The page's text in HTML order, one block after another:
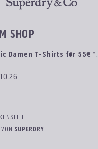
SHOP
Damen T-Shirts für 55€*.
SUPERDRY